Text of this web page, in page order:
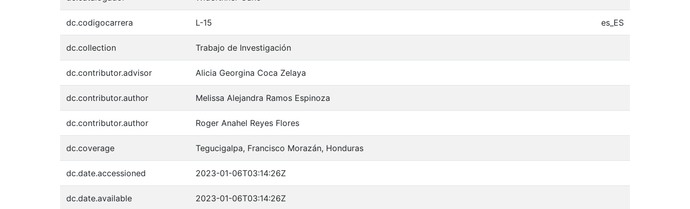
dc.codigocarrera L-15 es_ES
dc.collection Trabajo de Investigación
dc.contributor.advisor Alicia Georgina Coca Zelaya
dc.contributor.author Melissa Alejandra Ramos Espinoza
dc.contributor.author Roger Anahel Reyes Flores
dc.coverage Tegucigalpa, Francisco Morazán, Honduras
dc.date.accessioned 2023-01-06T03:14:26Z
dc.date.available 2023-01-06T03:14:26Z